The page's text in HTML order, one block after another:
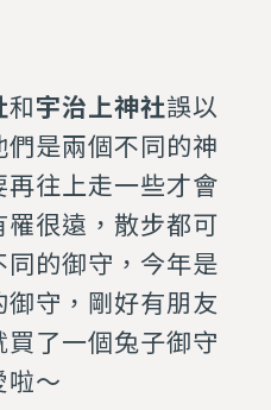
和宇治上神社誤以
是兩個不同的神
往上走一些才會
很遠，散步都可
的御守，今年是
守，剛好有朋友
了一個兔子御守
啦～